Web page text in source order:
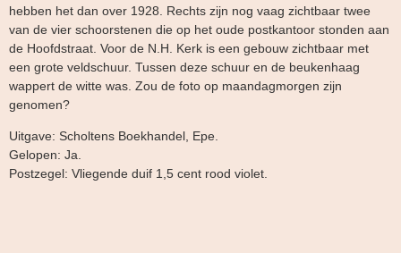
hebben het dan over 1928. Rechts zijn nog vaag zichtbaar twee
van de vier schoorstenen die op het oude postkantoor stonden aan
de Hoofdstraat. Voor de N.H. Kerk is een gebouw zichtbaar met
een grote veldschuur. Tussen deze schuur en de beukenhaag
wappert de witte was. Zou de foto op maandagmorgen zijn
genomen?
Uitgave: Scholtens Boekhandel, Epe.
Gelopen: Ja.
Postzegel: Vliegende duif 1,5 cent rood violet.